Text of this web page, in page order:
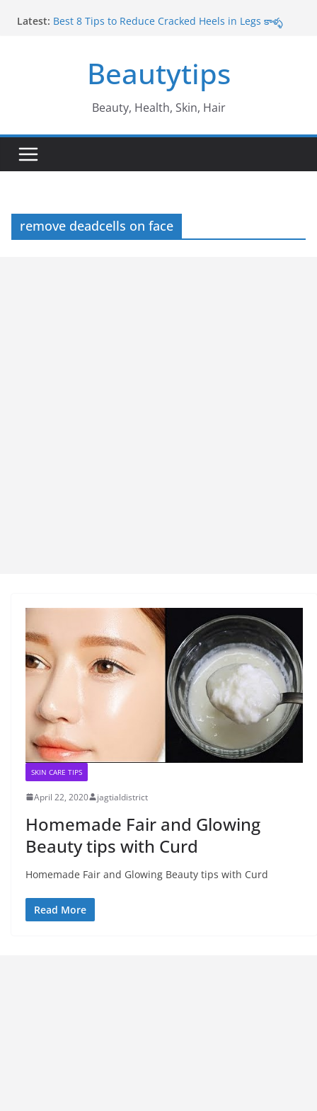
Latest: Best 8 Tips to Reduce Cracked Heels in Legs కాళ్ళ
Amazing Tips to Cure White Hair to Black Hair
Naturally తెల్ల జుట్టు నల్లగా మారాలంటే
Best Amazing Health Benefits of Vavilaku వావిలాకు
ఉపయోగాలు
Beautytips
Beauty, Health, Skin, Hair
remove deadcells on face
SKIN CARE TIPS
April 22, 2020 jagtialdistrict
Homemade Fair and Glowing
Beauty tips with Curd
Homemade Fair and Glowing Beauty tips with Curd
Read More